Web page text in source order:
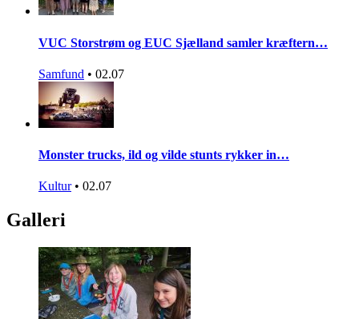
VUC Storstrøm og EUC Sjælland samler kræftern…
Samfund • 02.07
Monster trucks, ild og vilde stunts rykker in…
Kultur • 02.07
Galleri